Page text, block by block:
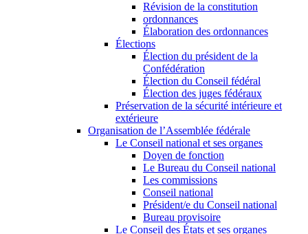
Révision de la constitution
ordonnances
Élaboration des ordonnances
Élections
Élection du président de la
Confédération
Élection du Conseil fédéral
Élection des juges fédéraux
Préservation de la sécurité intérieure et
extérieure
Organisation de l’Assemblée fédérale
Le Conseil national et ses organes
Doyen de fonction
Le Bureau du Conseil national
Les commissions
Conseil national
Président/e du Conseil national
Bureau provisoire
Le Conseil des États et ses organes